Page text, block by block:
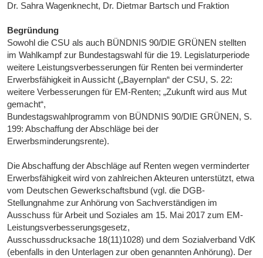
Dr. Sahra Wagenknecht, Dr. Dietmar Bartsch und Fraktion
Begründung
Sowohl die CSU als auch BÜNDNIS 90/DIE GRÜNEN stellten
im Wahlkampf zur Bundestagswahl für die 19. Legislaturperiode
weitere Leistungsverbesserungen für Renten bei verminderter
Erwerbsfähigkeit in Aussicht („Bayernplan“ der CSU, S. 22:
weitere Verbesserungen für EM-Renten; „Zukunft wird aus Mut
gemacht“,
Bundestagswahlprogramm von BÜNDNIS 90/DIE GRÜNEN, S.
199: Abschaffung der Abschläge bei der
Erwerbsminderungsrente).
Die Abschaffung der Abschläge auf Renten wegen verminderter
Erwerbsfähigkeit wird von zahlreichen Akteuren unterstützt, etwa
vom Deutschen Gewerkschaftsbund (vgl. die DGB-
Stellungnahme zur Anhörung von Sachverständigen im
Ausschuss für Arbeit und Soziales am 15. Mai 2017 zum EM-
Leistungsverbesserungsgesetz,
Ausschussdrucksache 18(11)1028) und dem Sozialverband VdK
(ebenfalls in den Unterlagen zur oben genannten Anhörung). Der